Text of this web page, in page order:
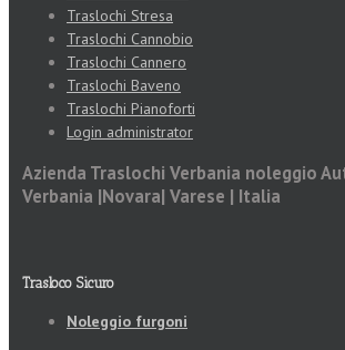
Traslochi Stresa
Traslochi Cannobio
Traslochi Cannero
Traslochi Baveno
Traslochi Pianoforti
Login administrator
Azienda Traslochi Verbania noleggio
Verbania |Novara| Varese | Italia
Trasloco Sicuro
Noleggio furgoni